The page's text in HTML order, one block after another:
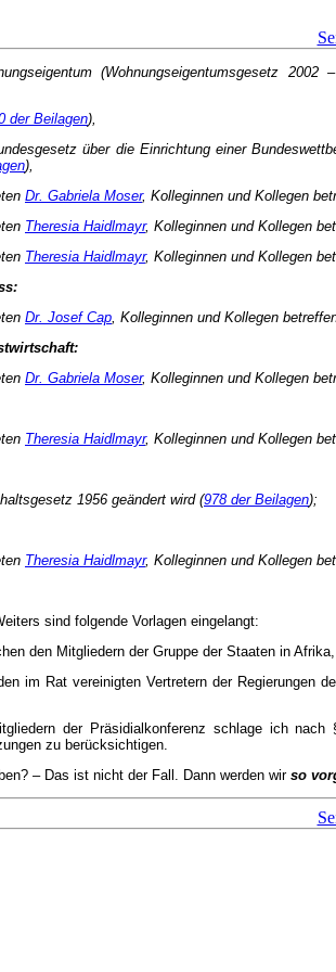
(Wohnungseigentumsgesetz
der Beilagen),
über die Einrichtung einer
),
Dr. Gabriela Moser, Kolleginnen und Kollegen
Theresia Haidlmayr, Kolleginnen und Kollegen
Theresia Haidlmayr, Kolleginnen und Kollegen
Dr. Josef Cap, Kolleginnen und Kollegen
Dr. Gabriela Moser, Kolleginnen und Kollegen
Theresia Haidlmayr, Kolleginnen und Kollegen
1956 geändert wird (978 der Beilagen);
Theresia Haidlmayr, Kolleginnen und Kollegen
sind folgende Vorlagen eingelangt:
den Mitgliedern der Gruppe der Staaten in
im Rat vereinigten Vertretern der Regierungen
der Präsidialkonferenz schlage ich
zu berücksichtigen.
– Das ist nicht der Fall. Dann werden wir so